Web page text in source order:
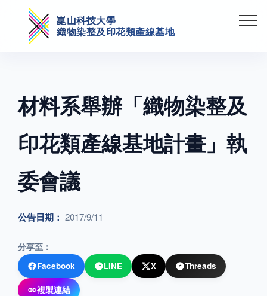
崑山科技大學
織物染整及印花類產線基地
材料系舉辦「織物染整及
印花類產線基地計畫」執
委會議
公告日期： 2017/9/11
分享至：
Facebook LINE X Threads
複製連結